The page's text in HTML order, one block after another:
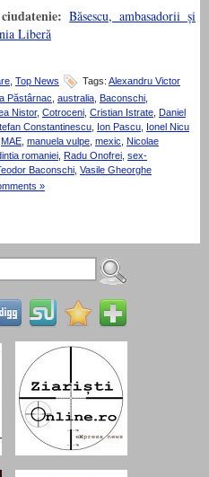
Băsescu, ambasadorii și
Liberă
Top News Tags: Alexandru Victor
Păstârnac, australia, Baconschi,
Nistor, Cotroceni, Cristian Istrate, Daniel
Constantinescu, Ion Pascu, Ionel Nicu
MAE, manuela vulpe, mexic, Nicolae
romaniei, Radu Onofrei, sex-
Baconschi, Vasile Gheorghe
»